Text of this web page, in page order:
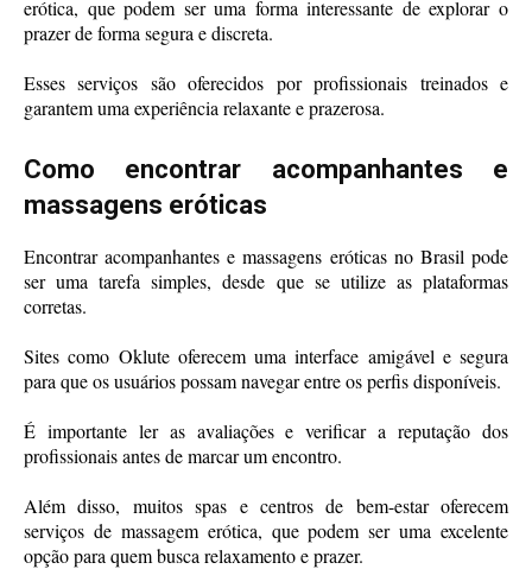
erótica, que podem ser uma forma interessante de explorar o
prazer de forma segura e discreta.
Esses serviços são oferecidos por profissionais treinados e
garantem uma experiência relaxante e prazerosa.
Como encontrar acompanhantes e
massagens eróticas
Encontrar acompanhantes e massagens eróticas no Brasil pode
ser uma tarefa simples, desde que se utilize as plataformas
corretas.
Sites como Oklute oferecem uma interface amigável e segura
para que os usuários possam navegar entre os perfis disponíveis.
É importante ler as avaliações e verificar a reputação dos
profissionais antes de marcar um encontro.
Além disso, muitos spas e centros de bem-estar oferecem
serviços de massagem erótica, que podem ser uma excelente
opção para quem busca relaxamento e prazer.